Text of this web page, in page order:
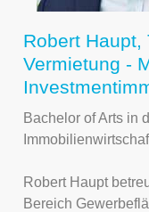
Robert Haupt,
Vermietung -
Bachelor of Arts in
Robert Haupt
Bereich